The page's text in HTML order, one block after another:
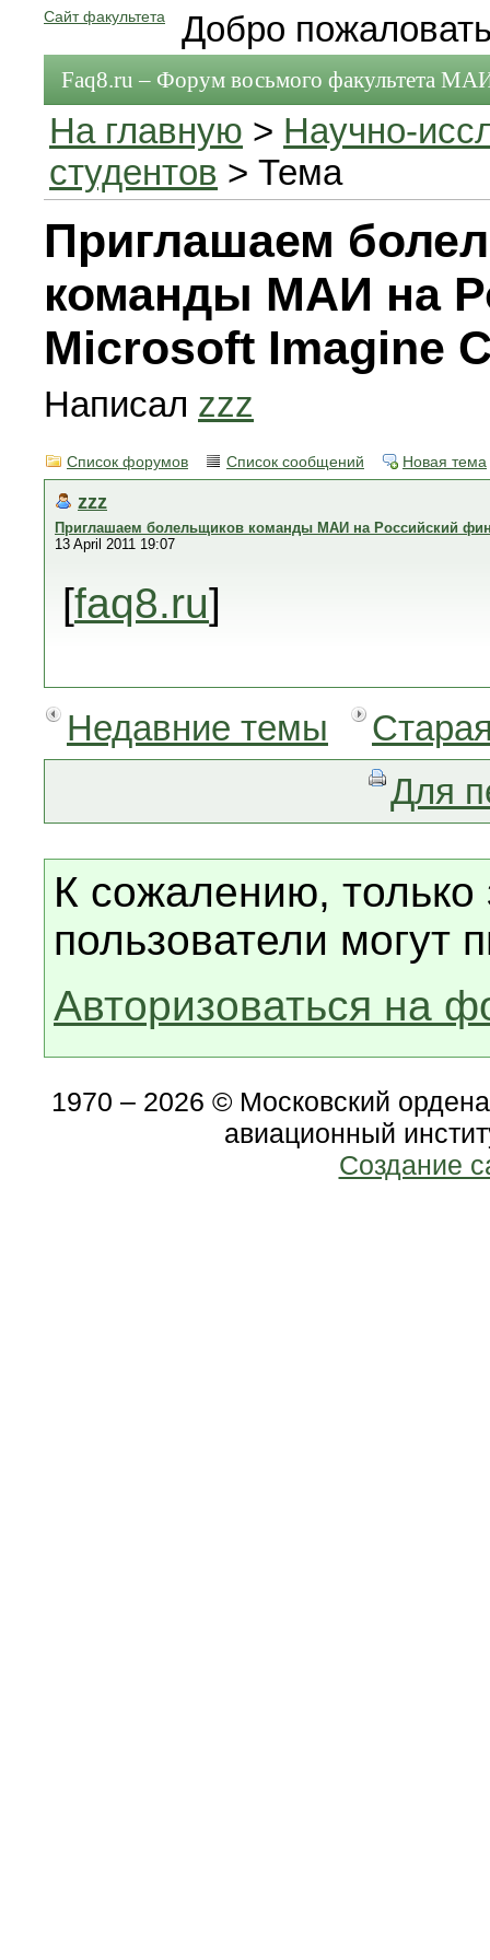
Сайт факультета Добро
Faq8.ru – Форум восьмого факультета
На главную > Научно-
студентов > Тема
Приглашаем
команды МАИ на
Microsoft Imagine
Написал zzz
Список форумов Список сообщений Новая тема
zzz
Приглашаем болельщиков команды МАИ на Российский
13 April 2011 19:07
[faq8.ru]
Недавние темы
Для
К сожалению, только
пользователи могут
Авторизоваться на
1970 – 2026 © Московский
авиационный
Создание